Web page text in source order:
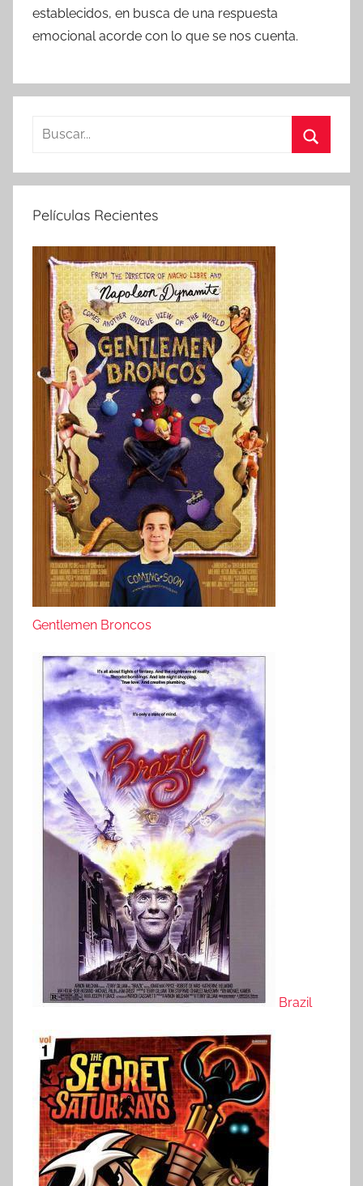
establecidos, en busca de una respuesta
emocional acorde con lo que se nos cuenta.
s
a
u
Películas Recientes
Gentlemen Broncos
Brazil